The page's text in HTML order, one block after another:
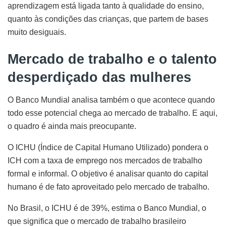
aprendizagem está ligada tanto à qualidade do ensino,
quanto às condições das crianças, que partem de bases
muito desiguais.
Mercado de trabalho e o talento
desperdiçado das mulheres
O Banco Mundial analisa também o que acontece quando
todo esse potencial chega ao mercado de trabalho. E aqui,
o quadro é ainda mais preocupante.
O ICHU (Índice de Capital Humano Utilizado) pondera o
ICH com a taxa de emprego nos mercados de trabalho
formal e informal. O objetivo é analisar quanto do capital
humano é de fato aproveitado pelo mercado de trabalho.
No Brasil, o ICHU é de 39%, estima o Banco Mundial, o
que significa que o mercado de trabalho brasileiro